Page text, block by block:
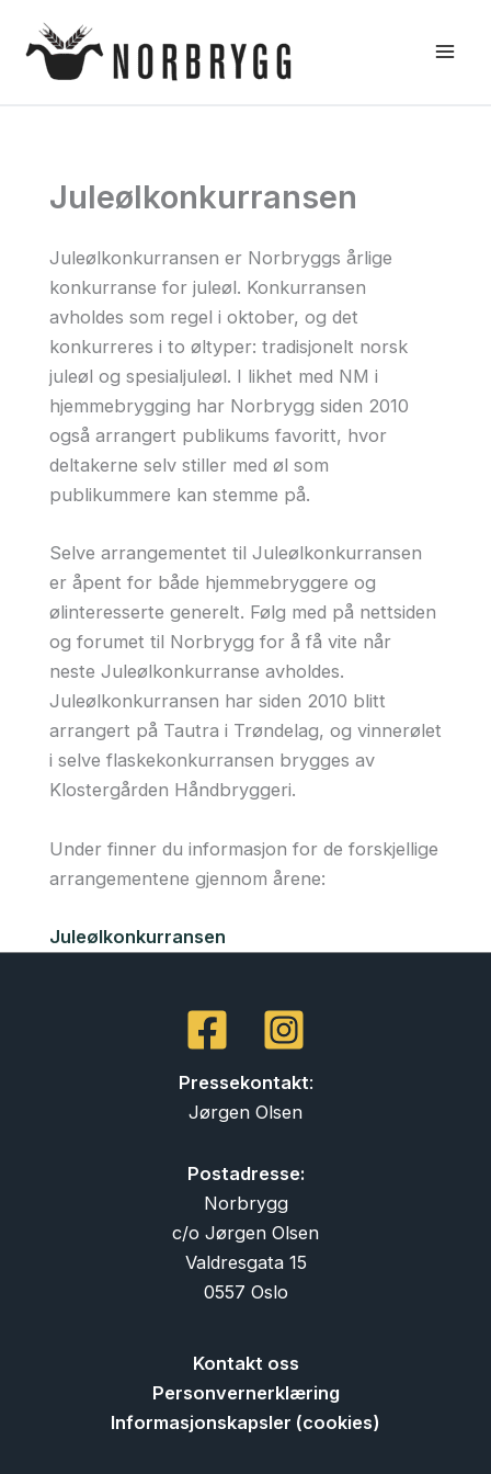
rett
Juleølkonkurransen
Juleølkonkurransen er Norbryggs årlige
konkurranse for juleøl. Konkurransen
avholdes som regel i oktober, og det
konkurreres i to øltyper: tradisjonelt norsk
juleøl og spesialjuleøl. I likhet med NM i
hjemmebrygging har Norbrygg siden 2010
også arrangert publikums favoritt, hvor
deltakerne selv stiller med øl som
publikummere kan stemme på.
Selve arrangementet til Juleølkonkurransen
er åpent for både hjemmebryggere og
ølinteresserte generelt. Følg med på nettsiden
og forumet til Norbrygg for å få vite når
neste Juleølkonkurranse avholdes.
Juleølkonkurransen har siden 2010 blitt
arrangert på Tautra i Trøndelag, og vinnerølet
i selve flaskekonkurransen brygges av
Klostergården Håndbryggeri.
Under finner du informasjon for de forskjellige
arrangementene gjennom årene:
Juleølkonkurransen
Pressekontakt:
Jørgen Olsen
Postadresse:
Norbrygg
c/o Jørgen Olsen
Valdresgata 15
0557 Oslo
Kontakt oss
Personvernerklæring
Informasjonskapsler (cookies)